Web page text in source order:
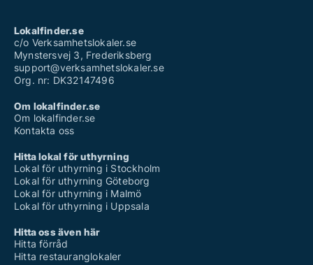
Lokalfinder.se
c/o Verksamhetslokaler.se
Mynstersvej 3, Frederiksberg
support@verksamhetslokaler.se
Org. nr: DK32147496
Om lokalfinder.se
Om lokalfinder.se
Kontakta oss
Hitta lokal för uthyrning
Lokal för uthyrning i Stockholm
Lokal för uthyrning Göteborg
Lokal för uthyrning i Malmö
Lokal för uthyrning i Uppsala
Hitta oss även här
Hitta förråd
Hitta restauranglokaler